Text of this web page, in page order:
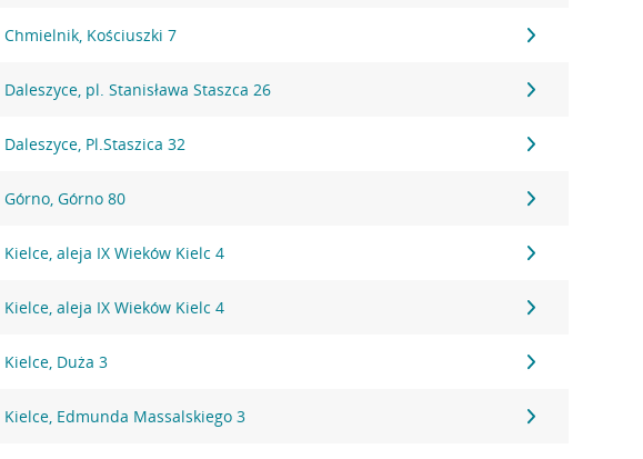
Chmielnik, Kościuszki 7
Daleszyce, pl. Stanisława Staszca 26
Daleszyce, Pl.Staszica 32
Górno, Górno 80
Kielce, aleja IX Wieków Kielc 4
Kielce, aleja IX Wieków Kielc 4
Kielce, Duża 3
Kielce, Edmunda Massalskiego 3